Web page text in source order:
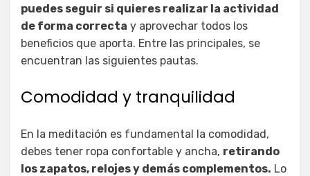
puedes seguir si quieres realizar la actividad
de forma correcta y aprovechar todos los
beneficios que aporta. Entre las principales, se
encuentran las siguientes pautas.
Comodidad y tranquilidad
En la meditación es fundamental la comodidad,
debes tener ropa confortable y ancha, retirando
los zapatos, relojes y demás complementos. Lo